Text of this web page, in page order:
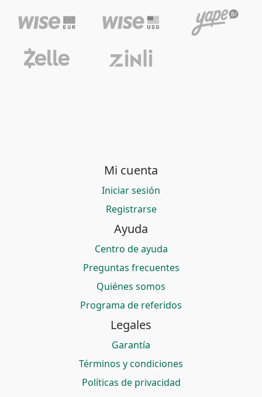
Mi cuenta
Iniciar sesión
Registrarse
Ayuda
Centro de ayuda
Preguntas frecuentes
Quiénes somos
Programa de referidos
Legales
Garantía
Términos y condiciones
Políticas de privacidad